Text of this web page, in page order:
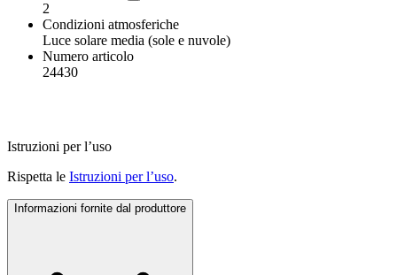
2
Condizioni atmosferiche
Luce solare media (sole e nuvole)
Numero articolo
24430
Istruzioni per l’uso
Rispetta le Istruzioni per l’uso.
Informazioni fornite dal produttore